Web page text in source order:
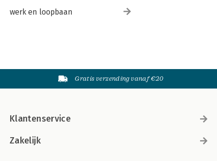
werk en loopbaan
Gratis verzending vanaf €20
Klantenservice
Zakelijk